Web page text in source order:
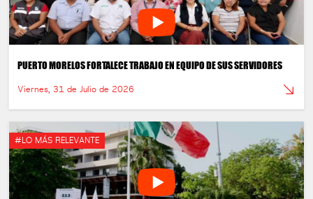
PUERTO MORELOS FORTALECE TRABAJO EN EQUIPO DE SUS SERVIDORES
Viernes, 31 de Julio de 2026
#LO MÁS RELEVANTE